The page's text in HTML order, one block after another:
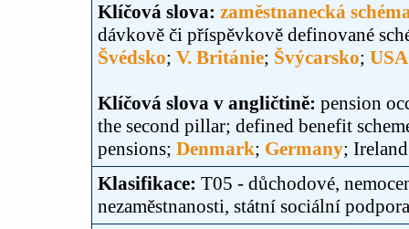
Klíčová slova: zaměstnanecká
dávkově či příspěvkově definované
Švédsko; V. Británie; Švýcarsko; USA
Klíčová slova v angličtině: pension
the second pillar; defined benefit
pensions; Denmark; Germany;
Klasifikace: T05 - důchodové,
nezaměstnanosti, státní sociální podpora